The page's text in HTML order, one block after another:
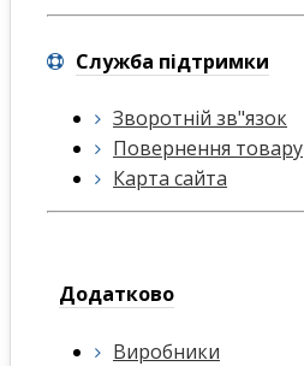
Служба підтримки
Зворотній зв"язок
Повернення товару
Карта сайта
Додатково
Виробники